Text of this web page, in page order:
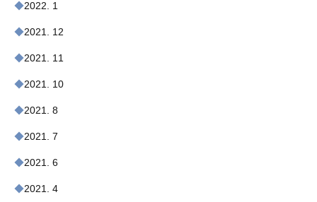
2022. 1
2021. 12
2021. 11
2021. 10
2021. 8
2021. 7
2021. 6
2021. 4